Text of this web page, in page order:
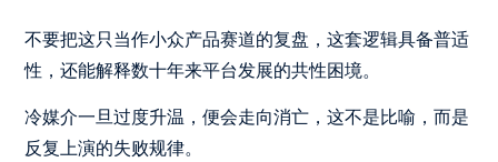
不要把这只当作小众产品赛道的复盘，这套逻辑具备普适
性，还能解释数十年来平台发展的共性困境。
冷媒介一旦过度升温，便会走向消亡，这不是比喻，而是
反复上演的失败规律。